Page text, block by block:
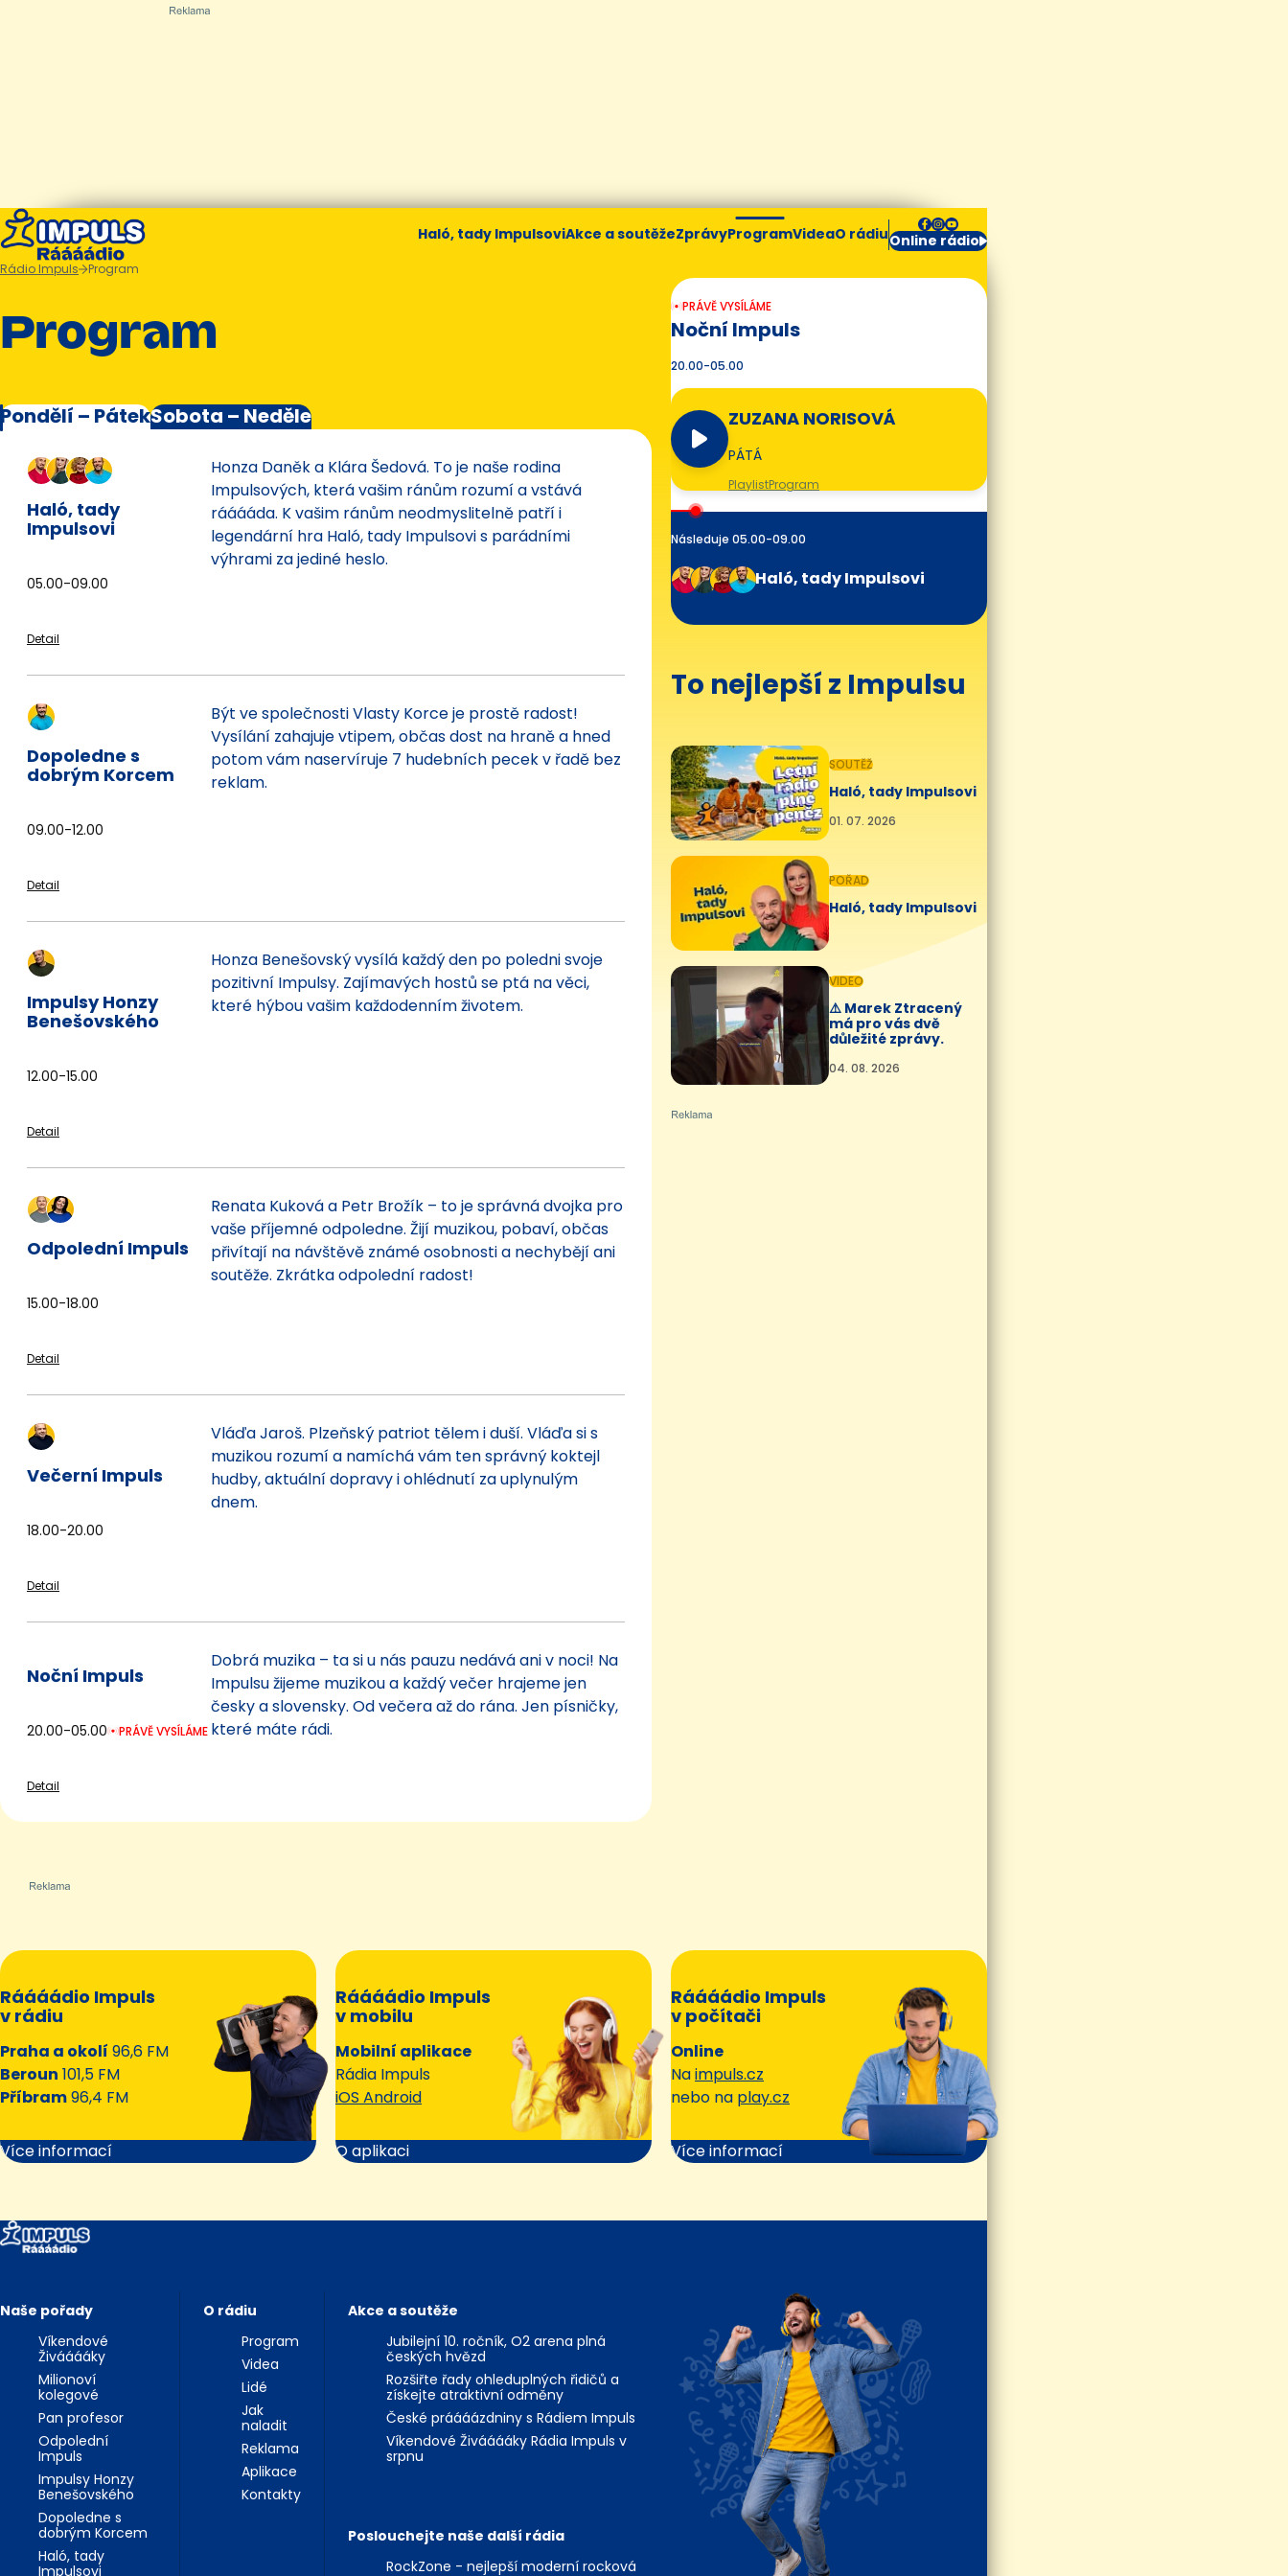
Haló, tady ImpulsoviAkce a soutěžeZprávyProgramVideaO rádiuOnline rádio
Rádio Impuls Program
Program
Pondělí – PátekSobota – Neděle
Haló, tady
Impulsovi
05.00-09.00
Detail
Honza Daněk a Klára Šedová. To je naše rodina
Impulsových, která vašim ránům rozumí a vstává
rááááda. K vašim ránům neodmyslitelně patří i
legendární hra Haló, tady Impulsovi s parádními
výhrami za jediné heslo.
Dopoledne s
dobrým Korcem
09.00-12.00
Detail
Být ve společnosti Vlasty Korce je prostě radost!
Vysílání zahajuje vtipem, občas dost na hraně a hned
potom vám naservíruje 7 hudebních pecek v řadě bez
reklam.
Impulsy Honzy
Benešovského
12.00-15.00
Detail
Honza Benešovský vysílá každý den po poledni svoje
pozitivní Impulsy. Zajímavých hostů se ptá na věci,
které hýbou vašim každodenním životem.
Odpolední Impuls
15.00-18.00
Detail
Renata Kuková a Petr Brožík – to je správná dvojka pro
vaše příjemné odpoledne. Žijí muzikou, pobaví, občas
přivítají na návštěvě známé osobnosti a nechybějí ani
soutěže. Zkrátka odpolední radost!
Večerní Impuls
18.00-20.00
Detail
Vláďa Jaroš. Plzeňský patriot tělem i duší. Vláďa si s
muzikou rozumí a namíchá vám ten správný koktejl
hudby, aktuální dopravy i ohlédnutí za uplynulým
dnem.
Noční Impuls
20.00-05.00 PRÁVĚ VYSÍLÁME
Detail
Dobrá muzika – ta si u nás pauzu nedává ani v noci! Na
Impulsu žijeme muzikou a každý večer hrajeme jen
česky a slovensky. Od večera až do rána. Jen písničky,
které máte rádi.
PRÁVĚ VYSÍLÁME
Noční Impuls
20.00-05.00
ZUZANA NORISOVÁ
PÁTÁ
PlaylistProgram
Následuje 05.00-09.00
Haló, tady Impulsovi
To nejlepší z Impulsu
SOUTĚŽ
Haló, tady Impulsovi
01. 07. 2026
POŘAD
Haló, tady Impulsovi
VIDEO
⚠️ Marek Ztracený
má pro vás dvě
důležité zprávy.
04. 08. 2026
Ráááádio Impuls
v rádiu
Praha a okolí 96,6 FM
Beroun 101,5 FM
Příbram96,4 FM
Více informací
Ráááádio Impuls
v mobilu
Mobilní aplikace
Rádia Impuls
iOS Android
O aplikaci
Ráááádio Impuls
v počítači
Online
Naimpuls.cz
nebo na play.cz
Více informací
Naše pořady
Víkendové
Živááááky
Milionoví
kolegové
Pan profesor
Odpolední
Impuls
Impulsy Honzy
Benešovského
Dopoledne s
dobrým Korcem
Haló, tady
Impulsovi
O rádiu
Program
Videa
Lidé
Jak
naladit
Reklama
Aplikace
Kontakty
Akce a soutěže
Jubilejní 10. ročník, O2 arena plná
českých hvězd
Rozšiřte řady ohleduplných řidičů a
získejte atraktivní odměny
České práááázdniny s Rádiem Impuls
Víkendové Živááááky Rádia Impuls v
srpnu
Poslouchejte naše další rádia
RockZone - nejlepší moderní rocková